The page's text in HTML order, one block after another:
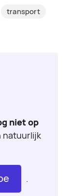
transport
niet op
natuurlijk
.